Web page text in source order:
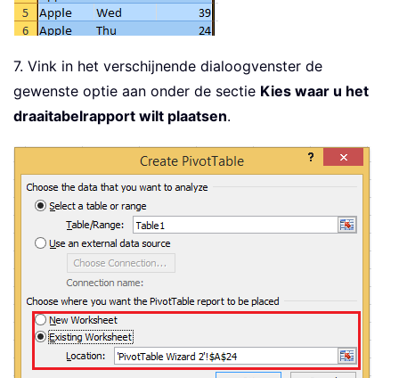
7. Vink in het verschijnende dialoogvenster de
gewenste optie aan onder de sectie Kies waar u het
draaitabelrapport wilt plaatsen.